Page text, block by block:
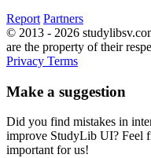
Report Partners
© 2013 - 2026
are the property of their
Privacy Terms
Make a suggestion
Did you find mistakes in
improve StudyLib UI? Feel
important for us!